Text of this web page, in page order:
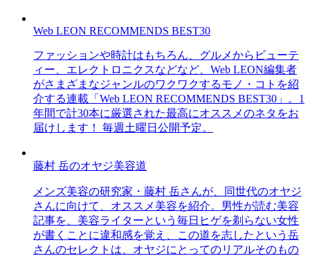
Web LEON RECOMMENDS BEST30
ファッションや時計はもちろん、グルメからビューテ
ィー、エレクトロニクスなどなど、Web LEON編集者
がさまざまなジャンルのワクワクするモノ・コトを紹
介する連載「Web LEON RECOMMENDS BEST30」。1
年間で計30本に厳選された最高にオススメのネタをお
届けします！ 毎週土曜日公開予定。
藤村 岳のオヤジ美容道
メンズ美容の研究家・藤村 岳さんが、同世代のオヤジ
さんに向けて、オススメ美容を紹介。男性が読む美容
記事を、美容ライターという毎日ヒゲを剃らない女性
が書くことに違和感を覚え、この道を志したという岳
さんのセレクトは、オヤジにとってのリアルそのもの